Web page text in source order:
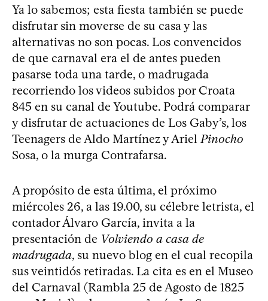
Ya lo sabemos; esta fiesta también se puede
disfrutar sin moverse de su casa y las
alternativas no son pocas. Los convencidos
de que carnaval era el de antes pueden
pasarse toda una tarde, o madrugada
recorriendo los videos subidos por Croata
845 en su canal de Youtube. Podrá comparar
y disfrutar de actuaciones de Los Gaby’s, los
Teenagers de Aldo Martínez y Ariel Pinocho
Sosa, o la murga Contrafarsa.
A propósito de esta última, el próximo
miércoles 26, a las 19.00, su célebre letrista, el
contador Álvaro García, invita a la
presentación de Volviendo a casa de
madrugada, su nuevo blog en el cual recopila
sus veintidós retiradas. La cita es en el Museo
del Carnaval (Rambla 25 de Agosto de 1825